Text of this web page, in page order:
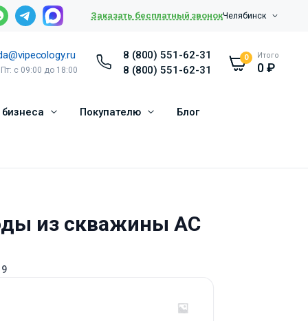
Заказать бесплатный звонокЧелябинск
с 09:00 до 18:00
8 (800) 551-62-31
8 (800) 551-62-31
0 Итого
0₽
Покупателю Блог
из скважины АС